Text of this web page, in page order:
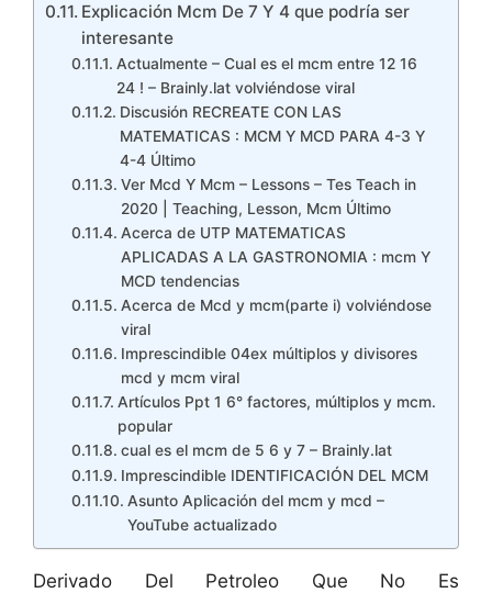
Explicación Mcm De 7 Y 4 que podría ser
interesante
Actualmente – Cual es el mcm entre 12 16
24 ! – Brainly.lat volviéndose viral
Discusión RECREATE CON LAS
MATEMATICAS : MCM Y MCD PARA 4-3 Y
4-4 Último
Ver Mcd Y Mcm – Lessons – Tes Teach in
2020 | Teaching, Lesson, Mcm Último
Acerca de UTP MATEMATICAS
APLICADAS A LA GASTRONOMIA : mcm Y
MCD tendencias
Acerca de Mcd y mcm(parte i) volviéndose
viral
Imprescindible 04ex múltiplos y divisores
mcd y mcm viral
Artículos Ppt 1 6° factores, múltiplos y mcm.
popular
cual es el mcm de 5 6 y 7 – Brainly.lat
Imprescindible IDENTIFICACIÓN DEL MCM
Asunto Aplicación del mcm y mcd –
YouTube actualizado
Derivado Del Petroleo Que No Es